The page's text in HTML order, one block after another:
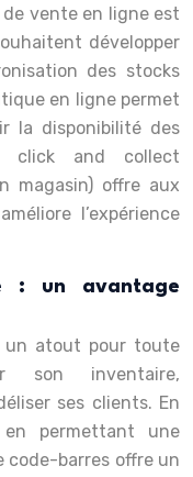
vente en ligne est
développer
des stocks
en ligne permet
la disponibilité des
click and collect
magasin) offre aux
l’expérience
: un avantage
un atout pour toute
son inventaire,
ses clients. En
permettant une
code-barres offre un